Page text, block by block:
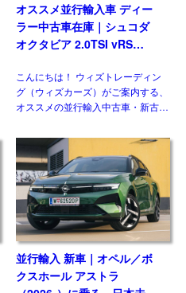
オススメ並行輸入車 ディー
ラー中古車在庫｜シュコダ
オクタビア 2.0TSI vRS
こんにちは！ ウィズトレーディン
グ（ウィズカーズ）がご案内する、
オススメの並行輸入中古車・新古
入のシュコダ オクタビア
vRS(Skoda Octavia vRS）です。
グレード追加で […]
並行輸入 新車｜オペル／ボ
クスホール アストラ